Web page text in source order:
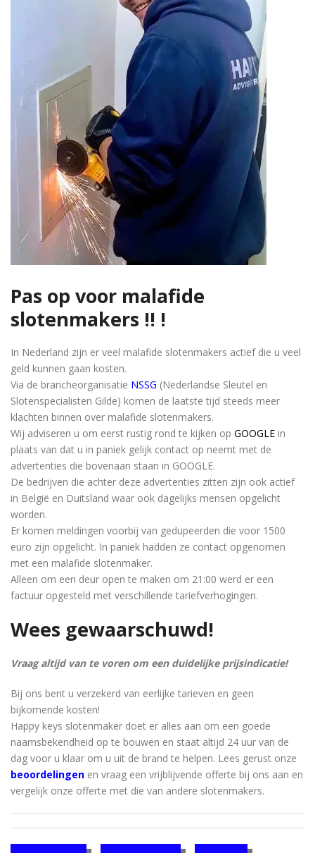
Pas op voor malafide
slotenmakers !! !
In Nederland zijn er veel malafide slotenmakers actief die u veel
geld kunnen gaan kosten.
Via de brancheorganisatie NSSG (Nederlandse Sleutel en
Slotenspecialisten Gilde) komen de laatste tijd steeds meer
klachten binnen over malafide slotenmakers.
Wij adviseren u om eerst rustig rond te kijken op GOOGLE in
plaats van dat u in paniek gelijk contact op neemt met de
advertenties die bovenaan staan in GOOGLE.
De bedrijven die achter deze advertenties zitten zijn ook actief
in België en Duitsland waar ook dagelijks mensen opgelicht
worden.
Er komen meldingen voorbij van gedupeerden die voor 1500
euro zijn opgelicht. In paniek hadden ze contact opgenomen
met een malafide slotenmaker.
Alleen om een ​​deur open te maken om 21:00 werd er een
factuur opgesteld met verschillende tariefverhogingen.
Wees gewaarschuwd!
Vraag altijd van te voren om een ​​duidelijke prijsindicatie!
Bij ons bent u verzekerd van eerlijke tarieven en geen
bijkomende kosten!
Happy keys slotenmaker doet er alles aan om een ​​goede
naamsbekendheid op te bouwen en staat altijd 24 uur van de
dag voor u klaar om u uit de brand te helpen. Lees gerust onze
beoordelingen en vraag een vrijblijvende offerte bij ons aan en
vergelijk onze offerte met die van andere slotenmakers.